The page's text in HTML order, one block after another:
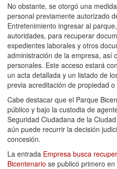
No obstante, se otorgó una
personal previamente autorizado
Entretenimiento ingresar al
autoridades, para recuperar
expedientes laborales y otros
administración de la empresa, así
personales. Este acceso estará
un acta detallada y un listado de
previa acreditación de propiedad o
Cabe destacar que el Parque
público y bajo la custodia de
Seguridad Ciudadana de la
aún puede recurrir la decisión
concesión.
La entrada Empresa busca
Bicentenario se publicó primero en